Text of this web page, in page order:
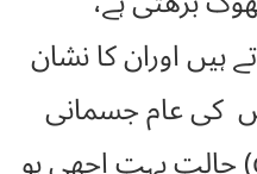
ہیں اوران کا نشان
کی عام جسمانی